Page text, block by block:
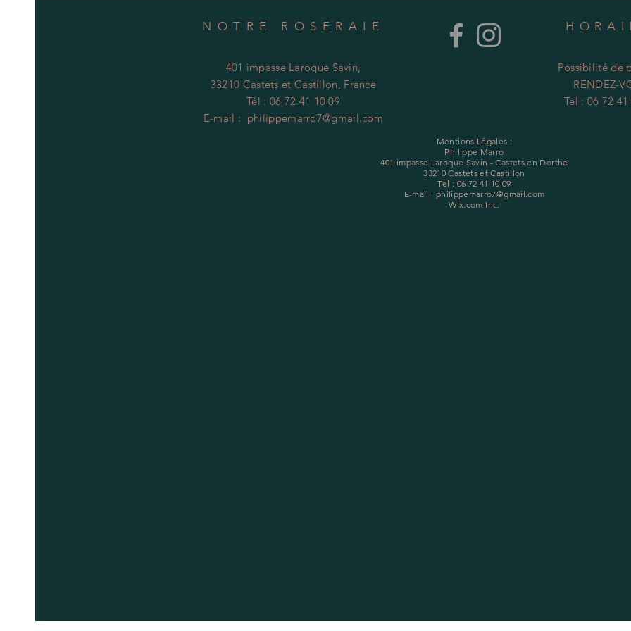
NOTRE ROSERAIE
401 impasse Laroque Savin,
33210 Castets et Castillon, France
Tél : 06 72 41 10 09
E-mail : philippemarro7@gmail.com
Possibilité de
RENDEZ-
Tel : 06 72
Mentions Légales :
Philippe Marro
401 impasse Laroque Savin - Castets en Dorthe
33210 Castets et Castillon
Tel : 06 72 41 10 09
E-mail : philippemarro7@gmail.com
Wix.com Inc.